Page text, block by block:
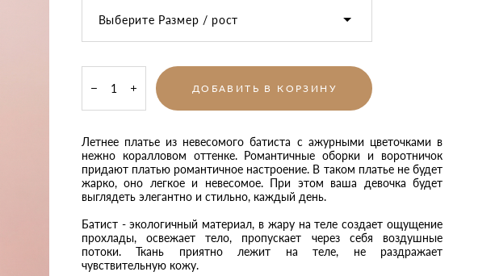
Выберите Размер / рост
ДОБАВИТЬ В КОРЗИНУ
Летнее платье из невесомого батиста с ажурными цветочками в
нежно коралловом оттенке. Романтичные оборки и воротничок
придают платью романтичное настроение. В таком платье не будет
жарко, оно легкое и невесомое. При этом ваша девочка будет
выглядеть элегантно и стильно, каждый день.
Батист - экологичный материал, в жару на теле создает ощущение
прохлады, освежает тело, пропускает через себя воздушные
потоки. Ткань приятно лежит на теле, не раздражает
чувствительную кожу.